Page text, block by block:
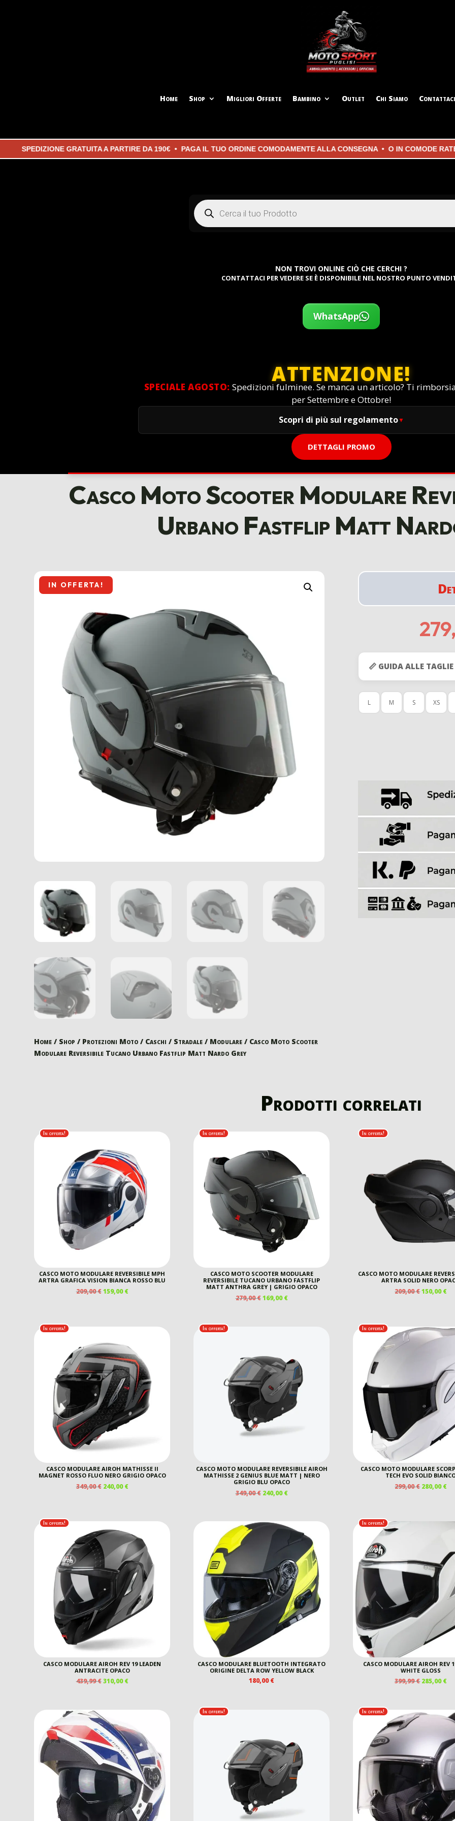
Home Shop Migliori Offerte Bambino Outlet Chi Siamo Contattaci
GRATUITA A PARTIRE DA 190€ • PAGA IL TUO ORDINE COMODAMENTE ALLA CONSEGNA • O IN COMODE RATE CON
Products
search
NON TROVI ONLINE CIÒ CHE CERCHI ?
CONTATTACI PER VEDERE SE È DISPONIBILE NEL NOSTRO PUNTO
WhatsApp
ATTENZIONE!
SPECIALE AGOSTO: Spedizioni fulminee. Se manca un articolo? Ti
per Settembre e Ottobre!
Scopri di più sul regolamento
DETTAGLI PROMO
Casco Moto Scooter Modulare
Urbano Fastflip Matt
IN OFFERTA!
Home / Shop / Protezioni Moto / Caschi / Stradale / Modulare / Casco Moto Scooter
Modulare Reversibile Tucano Urbano Fastflip Matt Nardo Grey
📏 GUIDA ALLE TAGLIE
L M S XS
Prodotti correlati
In offerta!
CASCO MOTO MODULARE REVERSIBILE MPH
ARTRA GRAFICA VISION BIANCA ROSSO BLU
209,00€IL
209,00 €.
159,00€IL
159,00 €.
In offerta!
CASCO MOTO SCOOTER MODULARE
REVERSIBILE TUCANO URBANO FASTFLIP
MATT ANTHRA GREY | GRIGIO OPACO
279,00€ IL
169,00€IL
In offerta!
CASCO MOTO MODULARE
ARTRA SOLID NERO
209,00€IL
209,00 €.
150,00€IL
In offerta!
CASCO MODULARE AIROH MATHISSE II
MAGNET ROSSO FLUO NERO GRIGIO OPACO
349,00€ IL
349,00 €.
240,00€IL
240,00 €.
In offerta!
CASCO MOTO MODULARE REVERSIBILE AIROH
MATHISSE 2 GENIUS BLUE MATT | NERO
GRIGIO BLU OPACO
349,00€ IL
ERA:
349,00 €.
240,00€IL
È:
240,00 €.
In offerta!
CASCO MOTO MODULARE
TECH EVO SOLID
299,00€ IL
299,00 €.
280,00€IL
In offerta!
CASCO MODULARE AIROH REV 19 LEADEN
ANTRACITE OPACO
439,99€IL
439,99 €.
310,00€IL
CASCO MODULARE BLUETOOTH INTEGRATO
ORIGINE DELTA ROW YELLOW BLACK
180,00€
In offerta!
CASCO MODULARE AIROH REV
WHITE GLOSS
399,99€ IL
399,99 €.
285,00€IL
In offerta! In offerta!